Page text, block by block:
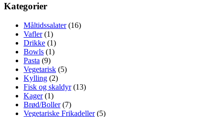
Kategorier
Måltidssalater(16)
Vafler(1)
Drikke (1)
Bowls (1)
Pasta (9)
Vegetarisk (5)
Kylling (2)
Fisk og skaldyr(13)
Kager(1)
Brød/Boller(7)
Vegetariske Frikadeller(5)